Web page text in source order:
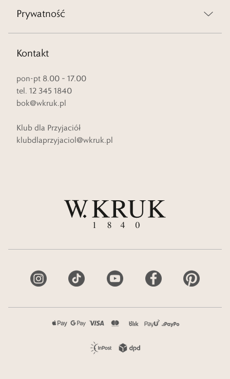
Prywatność
Kontakt
pon-pt 8.00 – 17.00
tel. 12 345 1840
bok@wkruk.pl
Klub dla Przyjaciół
klubdlaprzyjaciol@wkruk.pl